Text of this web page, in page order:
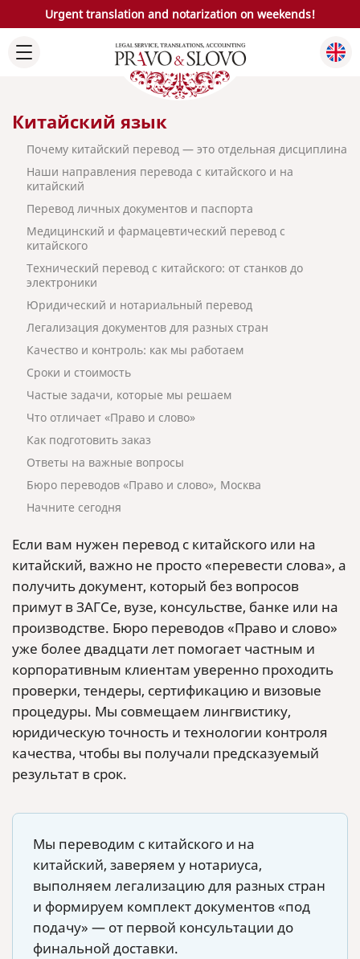
Urgent translation and notarization on weekends!
Китайский язык
Почему китайский перевод — это отдельная дисциплина
Наши направления перевода с китайского и на
китайский
Перевод личных документов и паспорта
Медицинский и фармацевтический перевод с
китайского
Технический перевод с китайского: от станков до
электроники
Юридический и нотариальный перевод
Легализация документов для разных стран
Качество и контроль: как мы работаем
Сроки и стоимость
Частые задачи, которые мы решаем
Что отличает «Право и слово»
Как подготовить заказ
Ответы на важные вопросы
Бюро переводов «Право и слово», Москва
Начните сегодня
Если вам нужен перевод с китайского или на
китайский, важно не просто «перевести слова», а
получить документ, который без вопросов
примут в ЗАГСе, вузе, консульстве, банке или на
производстве. Бюро переводов «Право и слово»
уже более двадцати лет помогает частным и
корпоративным клиентам уверенно проходить
проверки, тендеры, сертификацию и визовые
процедуры. Мы совмещаем лингвистику,
юридическую точность и технологии контроля
качества, чтобы вы получали предсказуемый
результат в срок.
Мы переводим с китайского и на
китайский, заверяем у нотариуса,
выполняем легализацию для разных стран
и формируем комплект документов «под
подачу» — от первой консультации до
финальной доставки.